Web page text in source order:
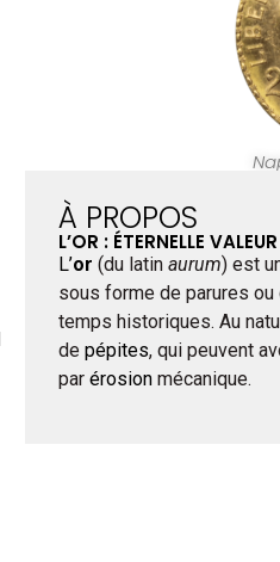
À PROPOS
L’OR : ÉTERNELLE
L’or (du latin aurum) est
sous forme de parures ou
temps historiques. Au
de pépites, qui peuvent
par érosionmécanique.